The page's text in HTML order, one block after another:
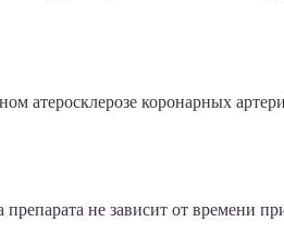
коронарных
не зависит от времени